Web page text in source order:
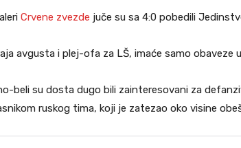
Crvene zvezde juče su sa 4:0 pobedili
avgusta i plej-ofa za LŠ, imaće samo obaveze
beli su dosta dugo bili zainteresovani za
ruskog tima, koji je zatezao oko visine